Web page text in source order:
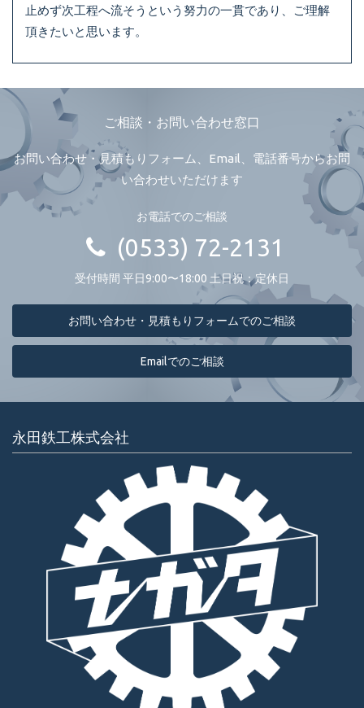
止めず次工程へ流そうという努力の一貫であり、ご理解
頂きたいと思います。
ご相談・お問い合わせ窓口
お問い合わせ・見積もりフォーム、Email、電話番号からお問
い合わせいただけます
お電話でのご相談
(0533) 72-2131
受付時間 平日9:00〜18:00 土日祝：定休日
お問い合わせ・見積もりフォームでのご相談
Emailでのご相談
永田鉄工株式会社